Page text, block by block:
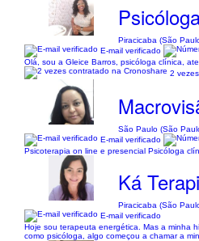
Piracicaba (São
E-mail verificado
Olá, sou a Gleice Barros, psicóloga clínica,
2
São Paulo (São
E-mail verificado
Psicoterapia on line e presencial Psicóloga
Ká
Piracicaba (São
E-mail verificado
Hoje sou terapeuta energética. Mas a minha
como psicóloga, algo começou a chamar a